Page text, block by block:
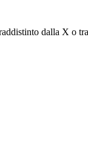
dalla X o